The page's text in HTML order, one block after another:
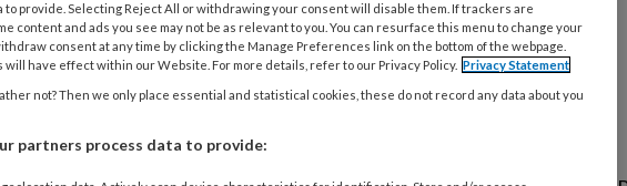
2024
van binnen bekijken…?
to provide. Selecting Reject All or withdrawing your consent will disable them. If trackers are
content and ads you see may not be as relevant to you. You can resurface this menu to change your
consent at any time by clicking the Manage Preferences link on the bottom of the webpage.
will have effect within our Website. For more details, refer to our Privacy Policy. Privacy Statement
not? Then we only place essential and statistical cookies, these do not record any data about you
partners process data to provide: